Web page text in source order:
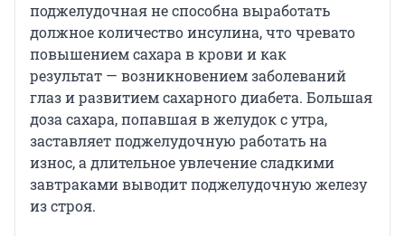
поджелудочная не способна выработать
должное количество инсулина, что чревато
повышением сахара в крови и как
результат — возникновением заболеваний
глаз и развитием сахарного диабета. Большая
доза сахара, попавшая в желудок с утра,
заставляет поджелудочную работать на
износ, а длительное увлечение сладкими
завтраками выводит поджелудочную железу
из строя.